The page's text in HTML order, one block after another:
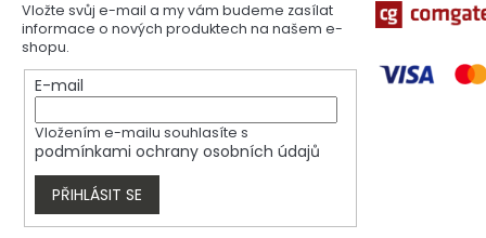
Vložte svůj e-mail a my vám budeme zasílat
informace o nových produktech na našem e-
shopu.
E-mail
Vložením e-mailu souhlasíte s
podmínkami ochrany osobních údajů
PŘIHLÁSIT SE